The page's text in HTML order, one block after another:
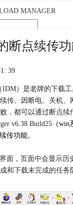
MANAGER
断点续传
39
IDM）是老牌的下载
传。因断电、关机、
，都可以通过断点续
v6.38 Build25 （
传功能。
面，页面中会显示历
和下载未完成的任务